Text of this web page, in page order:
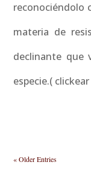
reconociéndolo
materia de
declinante que
especie.(
« Older Entries